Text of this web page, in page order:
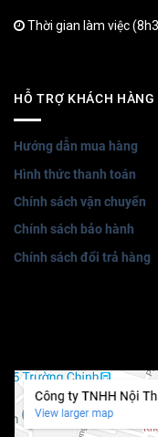
Thời gian làm việc
HỖ TRỢ KHÁCH HÀNG
Hướng dẫn mua hàng
Hình thức thanh toán
Chính sách vận chuyển
Chính sách bảo hành
Chính sách đổi trả hàng